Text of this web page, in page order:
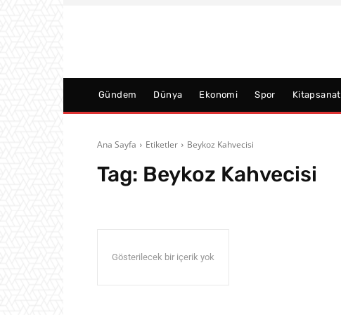
Gündem Dünya Ekonomi Spor Kitapsanat
Ana Sayfa Etiketler Beykoz Kahvecisi
Tag: Beykoz Kahvecisi
Gösterilecek bir içerik yok